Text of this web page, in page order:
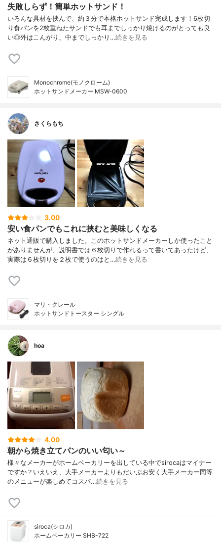
失敗しらず！簡単ホットサンド！
いろんな具材を挟んで、約３分で本格ホットサンド完成します！6枚切
り食パンを2枚重ねたサンドでも耳までしっかり焼けるのがとっても良
い◎外はこんがり、中までしっかり…続きを見る
Monochrome(モノクローム)
ホットサンドメーカー MSW-0600
さくらもち
3.00
安い食パンでもこれに挟むと美味しくなる
ネット通販で購入しました。このホットサンドメーカーしか使ったこと
がありませんが、説明書では６枚切りで作れるって書いてあったけど、
実際は６枚切りを２枚で使うのはと…続きを見る
マリ・クレール
ホットサンドトースター シングル
hoa
4.00
朝から焼き立てパンのいい匂い～
様々なメーカーがホームベーカリーを出している中でsirocaはマイナー
ですか？いえいえ、大手メーカーよりもだいぶお安く大手メーカー同等
のメニューが楽しめてコスパ…続きを見る
siroca(シロカ)
ホームベーカリー SHB-722